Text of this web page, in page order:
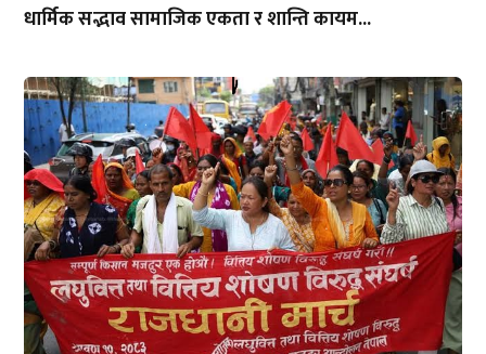
धार्मिक सद्भाव सामाजिक एकता र शान्ति कायम...